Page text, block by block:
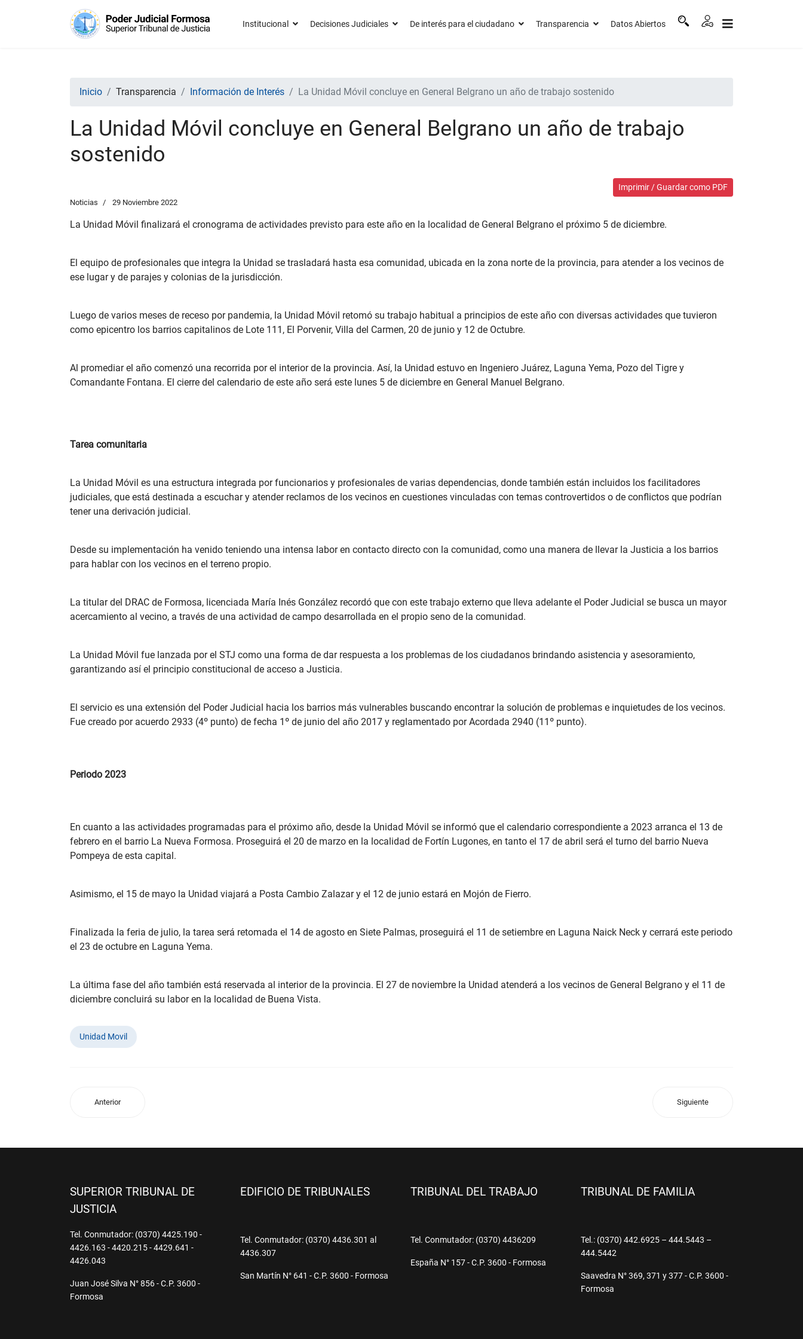
Institucional Decisiones Judiciales De interés para el ciudadano Transparencia Datos Abiertos
Inicio Transparencia Información de Interés La Unidad Móvil concluye en General Belgrano un año de trabajo sostenido
La Unidad Móvil concluye en General Belgrano un año de trabajo
sostenido
Imprimir / Guardar como PDF
Noticias 29 Noviembre 2022
La Unidad Móvil finalizará el cronograma de actividades previsto para este año en la localidad de General Belgrano el próximo 5 de diciembre.
El equipo de profesionales que integra la Unidad se trasladará hasta esa comunidad, ubicada en la zona norte de la provincia, para atender a los vecinos de
ese lugar y de parajes y colonias de la jurisdicción.
Luego de varios meses de receso por pandemia, la Unidad Móvil retomó su trabajo habitual a principios de este año con diversas actividades que tuvieron
como epicentro los barrios capitalinos de Lote 111, El Porvenir, Villa del Carmen, 20 de junio y 12 de Octubre.
Al promediar el año comenzó una recorrida por el interior de la provincia. Así, la Unidad estuvo en Ingeniero Juárez, Laguna Yema, Pozo del Tigre y
Comandante Fontana. El cierre del calendario de este año será este lunes 5 de diciembre en General Manuel Belgrano.
Tarea comunitaria
La Unidad Móvil es una estructura integrada por funcionarios y profesionales de varias dependencias, donde también están incluidos los facilitadores
judiciales, que está destinada a escuchar y atender reclamos de los vecinos en cuestiones vinculadas con temas controvertidos o de conflictos que podrían
tener una derivación judicial.
Desde su implementación ha venido teniendo una intensa labor en contacto directo con la comunidad, como una manera de llevar la Justicia a los barrios
para hablar con los vecinos en el terreno propio.
La titular del DRAC de Formosa, licenciada María Inés González recordó que con este trabajo externo que lleva adelante el Poder Judicial se busca un mayor
acercamiento al vecino, a través de una actividad de campo desarrollada en el propio seno de la comunidad.
La Unidad Móvil fue lanzada por el STJ como una forma de dar respuesta a los problemas de los ciudadanos brindando asistencia y asesoramiento,
garantizando así el principio constitucional de acceso a Justicia.
El servicio es una extensión del Poder Judicial hacia los barrios más vulnerables buscando encontrar la solución de problemas e inquietudes de los vecinos.
Fue creado por acuerdo 2933 (4º punto) de fecha 1º de junio del año 2017 y reglamentado por Acordada 2940 (11º punto).
Periodo 2023
En cuanto a las actividades programadas para el próximo año, desde la Unidad Móvil se informó que el calendario correspondiente a 2023 arranca el 13 de
febrero en el barrio La Nueva Formosa. Proseguirá el 20 de marzo en la localidad de Fortín Lugones, en tanto el 17 de abril será el turno del barrio Nueva
Pompeya de esta capital.
Asimismo, el 15 de mayo la Unidad viajará a Posta Cambio Zalazar y el 12 de junio estará en Mojón de Fierro.
Finalizada la feria de julio, la tarea será retomada el 14 de agosto en Siete Palmas, proseguirá el 11 de setiembre en Laguna Naick Neck y cerrará este periodo
el 23 de octubre en Laguna Yema.
La última fase del año también está reservada al interior de la provincia. El 27 de noviembre la Unidad atenderá a los vecinos de General Belgrano y el 11 de
diciembre concluirá su labor en la localidad de Buena Vista.
Unidad Movil
Anterior Siguiente
SUPERIOR TRIBUNAL DE
JUSTICIA
Tel. Conmutador: (0370) 4425.190 -
4426.163 - 4420.215 - 4429.641 -
4426.043
Juan José Silva N° 856 - C.P. 3600 -
Formosa
EDIFICIO DE TRIBUNALES
Tel. Conmutador: (0370) 4436.301 al
4436.307
San Martín N° 641 - C.P. 3600 - Formosa
TRIBUNAL DEL TRABAJO
Tel. Conmutador: (0370) 4436209
España N° 157 - C.P. 3600 - Formosa
TRIBUNAL DE FAMILIA
Tel.: (0370) 442.6925 – 444.5443 –
444.5442
Saavedra N° 369, 371 y 377 - C.P. 3600 -
Formosa